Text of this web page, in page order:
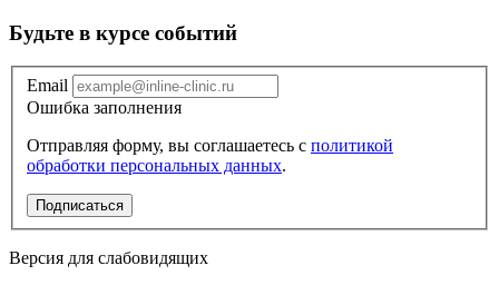
Будьте в курсе событий
Email
Ошибка заполнения
Отправляя форму, вы соглашаетесь с политикой
обработки персональных данных.
Подписаться
Версия для слабовидящих